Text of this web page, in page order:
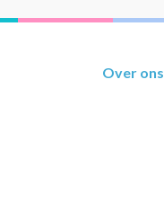
Over ons